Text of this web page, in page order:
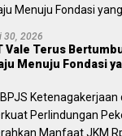
30, 2026
Vale Terus
Menuju Fondasi